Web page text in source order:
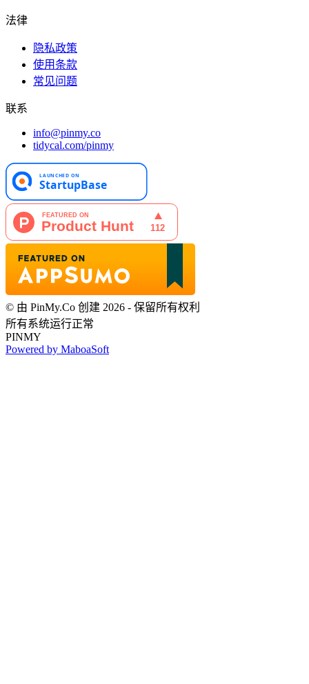
法律
隐私政策
使用条款
常见问题
联系
info@pinmy.co
tidycal.com/pinmy
© 由 PinMy.Co 创建 2026 - 保留所有权利
所有系统运行正常
PINMY
Powered by MaboaSoft